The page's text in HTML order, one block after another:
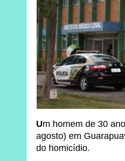
Um homem de 30
agosto) em
do homicídio.